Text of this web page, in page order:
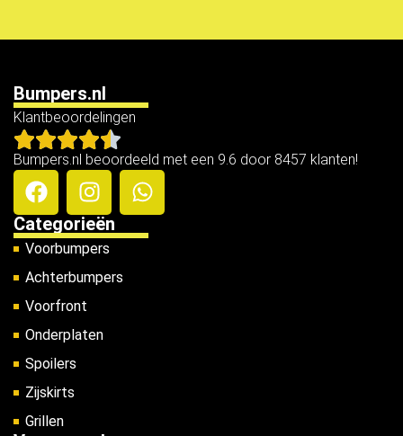
Bumpers.nl
Klantbeoordelingen
Bumpers.nl beoordeeld met een 9.6 door 8457 klanten!
Categorieën
Voorbumpers
Achterbumpers
Voorfront
Onderplaten
Spoilers
Zijskirts
Grillen